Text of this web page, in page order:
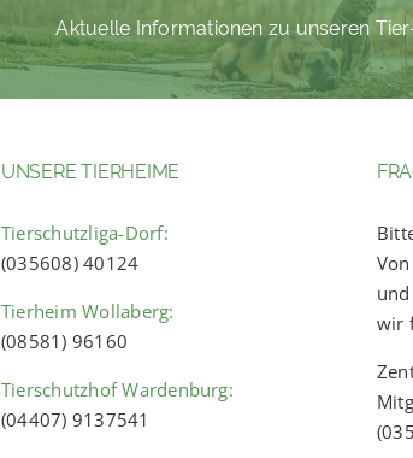
Aktuelle Informationen zu unseren
UNSERE TIERHEIME
Tierschutzliga-Dorf:
(035608) 40124
Tierheim Wollaberg:
(08581) 96160
Tierschutzhof Wardenburg:
(04407) 9137541
wir